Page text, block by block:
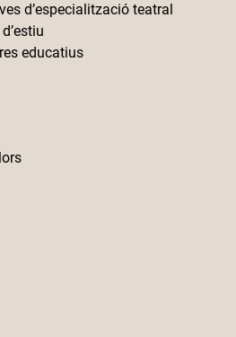
d’especialització teatral
educatius